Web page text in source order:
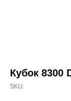
Кубок 8300
SKU: